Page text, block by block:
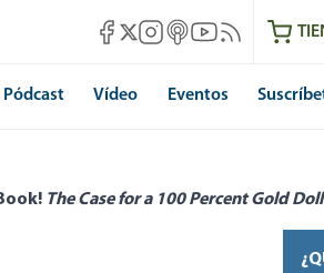
Mises Facebook
Mises X
Mises Instagram
Mises itunes
Mises Youtube
Mises RSS
Pódcast Vídeo Eventos
The Case for a 100 Percent Gold